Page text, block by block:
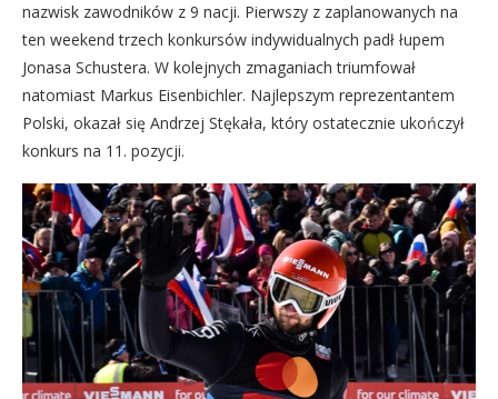
nazwisk zawodników z 9 nacji. Pierwszy z zaplanowanych na
ten weekend trzech konkursów indywidualnych padł łupem
Jonasa Schustera. W kolejnych zmaganiach triumfował
natomiast Markus Eisenbichler. Najlepszym reprezentantem
Polski, okazał się Andrzej Stękała, który ostatecznie ukończył
konkurs na 11. pozycji.